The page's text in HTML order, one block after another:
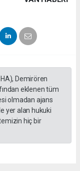
Demirören
eklenen tüm
olmadan ajans
yer alan hukuki
hiç bir